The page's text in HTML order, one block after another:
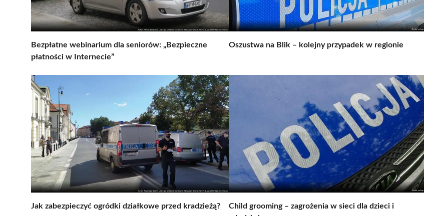
Bezpłatne webinarium dla seniorów: „Bezpieczne
płatności w Internecie”
Oszustwa na Blik – kolejny przypadek w regionie
Jak zabezpieczyć ogródki działkowe przed kradzieżą?
Child grooming – zagrożenia w sieci dla dzieci i